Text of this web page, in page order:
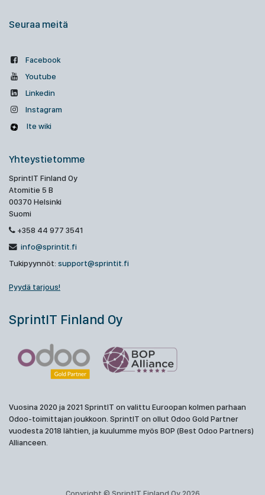
Seuraa meitä
Facebook
Youtube
Linkedin
Instagram
Ite wiki
Yhteystietomme
SprintIT Finland Oy
Atomitie 5 B
00370 Helsinki
Suomi
+358 44 977 3541
info@sprintit.fi
Tukipyynnöt: support@sprintit.fi
Pyydä tarjous!
SprintIT Finland Oy
Vuosina 2020 ja 2021 SprintIT on valittu Euroopan kolmen parhaan
Odoo-toimittajan joukkoon. SprintIT on ollut Odoo Gold Partner
vuodesta 2018 lähtien, ja kuulumme myös BOP (Best Odoo Partners)
Allianceen.
Copyright © SprintIT Finland Oy 2026